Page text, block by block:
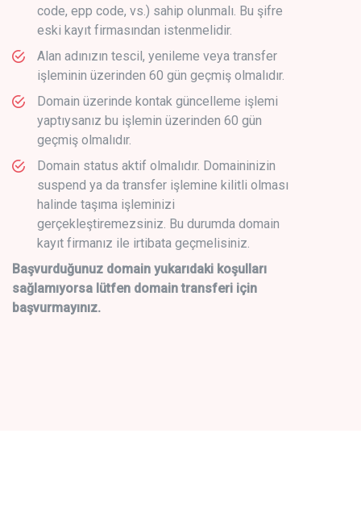
code, epp code, vs.) sahip olunmalı. Bu şifre
eski kayıt firmasından istenmelidir.
Alan adınızın tescil, yenileme veya transfer
işleminin üzerinden 60 gün geçmiş olmalıdır.
Domain üzerinde kontak güncelleme işlemi
yaptıysanız bu işlemin üzerinden 60 gün
geçmiş olmalıdır.
Domain status aktif olmalıdır. Domaininizin
suspend ya da transfer işlemine kilitli olması
halinde taşıma işleminizi
gerçekleştiremezsiniz. Bu durumda domain
kayıt firmanız ile irtibata geçmelisiniz.
Başvurduğunuz domain yukarıdaki koşulları
sağlamıyorsa lütfen domain transferi için
başvurmayınız.